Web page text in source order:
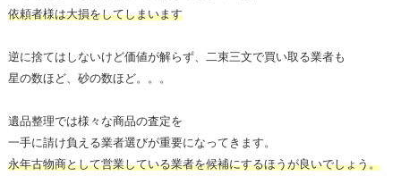
依頼者様は大損をしてしまいます
逆に捨てはしないけど価値が解らず、二束三文で買い取る業者も
星の数ほど、砂の数ほど。。。
遺品整理では様々な商品の査定を
一手に請け負える業者選びが重要になってきます。
永年古物商として営業している業者を候補にするほうが良いでしょう。